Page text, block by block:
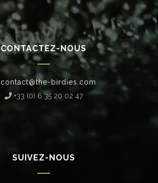
CONTACTEZ-NOUS
contact@the-birdies.com
+33 (0) 6 35 20 02 47‬
SUIVEZ-NOUS